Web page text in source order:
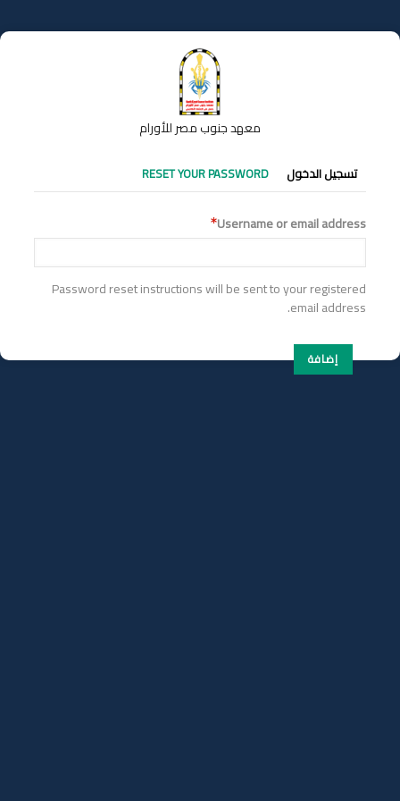
إلى
المحتوى
معهد جنوب مصر للأورام
التبويبات
الأساسية
تسجيل الدخول RESET YOUR PASSWORD
Username or email address
Password reset instructions will be sent to your registered
email address.